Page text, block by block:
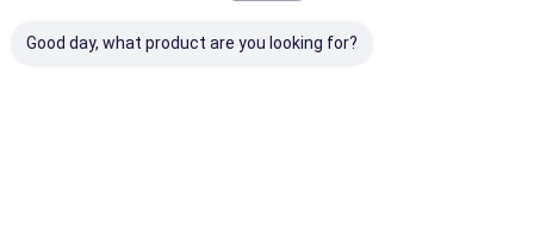
UV Akrilik
Good day, what product are you looking for?